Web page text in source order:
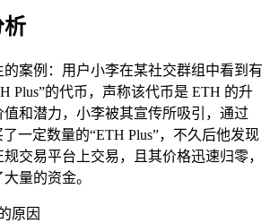
析
案例：用户小李在某社交群组中看到有
Plus”的代币，声称该代币是 ETH 的升
和潜力，小李被其宣传所吸引，通过
一定数量的“ETH Plus”，不久后他发现
交易平台上交易，且其价格迅速归零，
量的资金。
原因